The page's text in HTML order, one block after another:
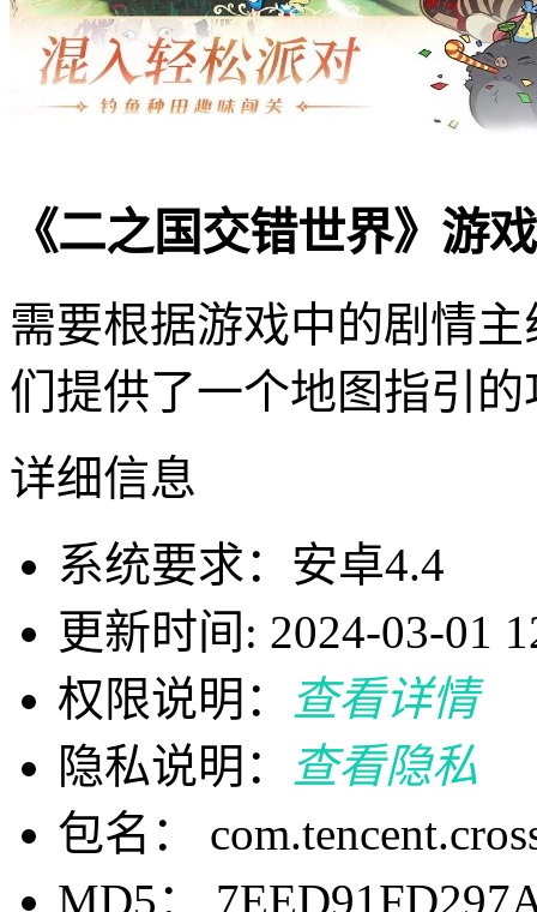
《二之国交错世界》游
需要根据游戏中的剧情
们提供了一个地图指引的
详细信息
系统要求：安卓4.4
更新时间: 2024-03-01
权限说明：
查看详情
隐私说明：
查看隐私
包名：
MD5：